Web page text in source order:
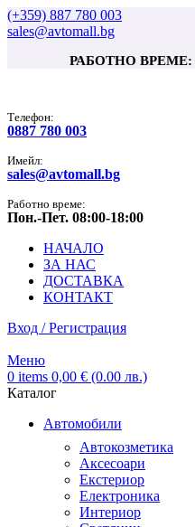
(+359) 887 780 003
sales@avtomall.bg
РАБОТНО ВРЕМЕ:
Tелефон:
0887 780 003
Имейл:
sales@avtomall.bg
Работно време:
Пон.-Пет. 08:00-18:00
НАЧАЛО
ЗА НАС
ДОСТАВКА
КОНТАКТ
Вход / Регистрация
Меню
0 items 0,00 € (0.00 лв.)
Каталог
Автомобили
Автокозметика
Аксесоари
Екстериор
Електроника
Интериор